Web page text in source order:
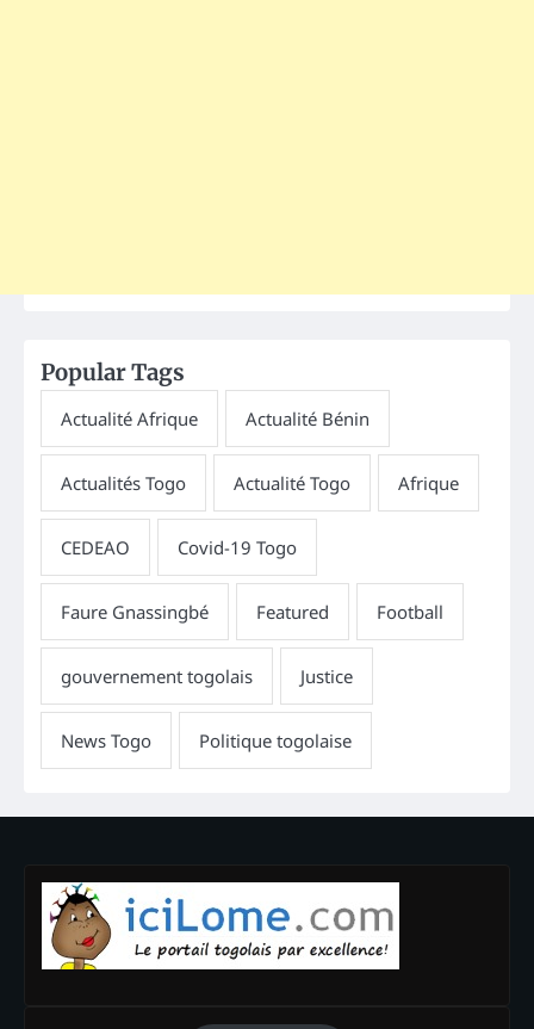
Popular Tags